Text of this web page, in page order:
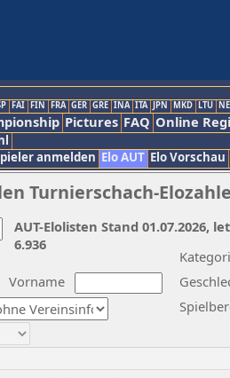
FAI FIN FRA GER GRE INA ITA JPN MKD LTU
Pictures FAQ Online
anmelden Elo AUT Elo Vorschau
Turnierschach-
Vorname
AUT-Elolisten Stand 01.07.2026,
6.936